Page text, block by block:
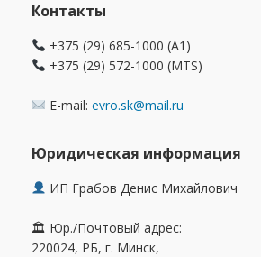
Контакты
+375 (29) 685-1000 (A1)
+375 (29) 572-1000 (MTS)
E-mail: evro.sk@mail.ru
Юридическая информация
ИП Грабов Денис Михайлович
🏛 Юр./Почтовый адрес:
220024, РБ, г. Минск,